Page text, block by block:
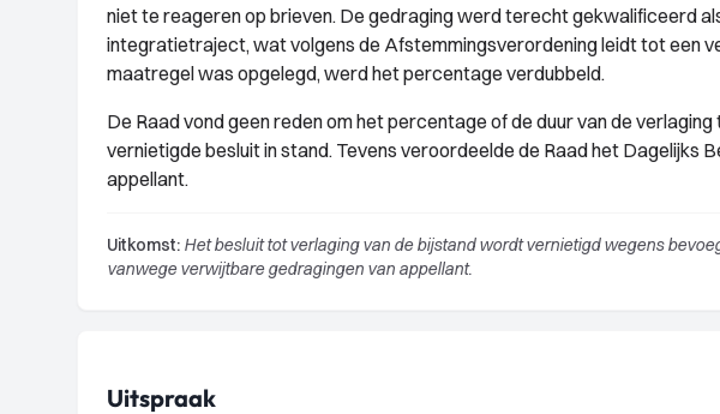
niet te reageren op brieven. De gedraging werd terecht gekwalificeerd
integratietraject, wat volgens de Afstemmingsverordening leidt tot een
maatregel was opgelegd, werd het percentage verdubbeld.
De Raad vond geen reden om het percentage of de duur van de
vernietigde besluit in stand. Tevens veroordeelde de Raad het Dagelijks
appellant.
Uitkomst: Het besluit tot verlaging van de bijstand wordt vernietigd wegens
vanwege verwijtbare gedragingen van appellant.
Uitspraak